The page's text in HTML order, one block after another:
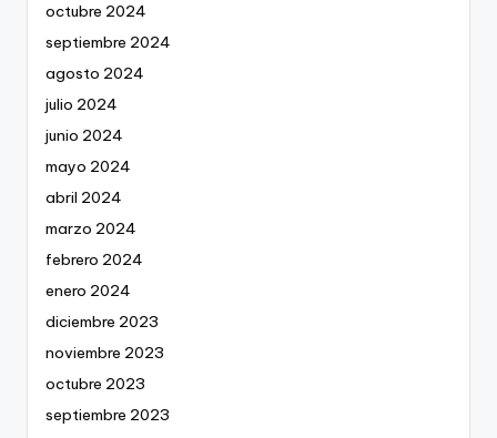
octubre 2024
septiembre 2024
agosto 2024
julio 2024
junio 2024
mayo 2024
abril 2024
marzo 2024
febrero 2024
enero 2024
diciembre 2023
noviembre 2023
octubre 2023
septiembre 2023